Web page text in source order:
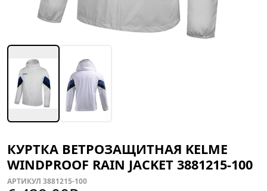
КУРТКА ВЕТРОЗАЩИТНАЯ KELME
WINDPROOF RAIN JACKET 3881215-100
АРТИКУЛ 3881215-100